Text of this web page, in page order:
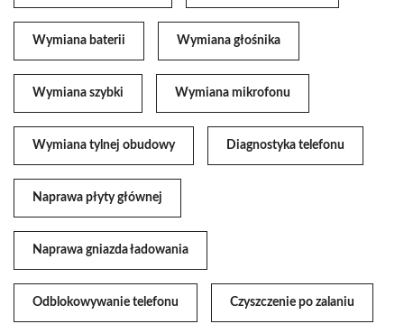
Wymiana baterii Wymiana głośnika
Wymiana szybki Wymiana mikrofonu
Wymiana tylnej obudowy Diagnostyka telefonu
Naprawa płyty głównej
Naprawa gniazda ładowania
Odblokowywanie telefonu Czyszczenie po zalaniu